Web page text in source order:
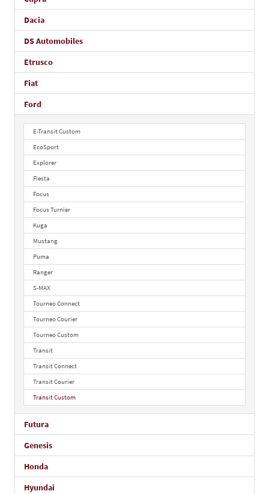
Dacia
DS Automobiles
Etrusco
Fiat
Ford
E-Transit Custom
EcoSport
Explorer
Fiesta
Focus
Focus Turnier
Kuga
Mustang
Puma
Ranger
S-MAX
Tourneo Connect
Tourneo Courier
Tourneo Custom
Transit
Transit Connect
Transit Courier
Transit Custom
Futura
Genesis
Honda
Hyundai